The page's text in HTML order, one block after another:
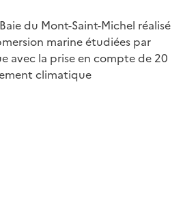
du Mont-Saint-Michel réalisé
marine étudiées par
avec la prise en compte de 20
climatique